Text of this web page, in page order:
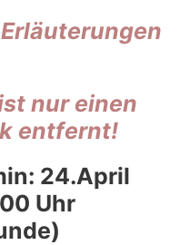
nur einen
entfernt!
24.April
Uhr